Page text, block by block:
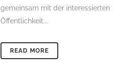
gemeinsam mit der interessierten
Öffentlichkeit...
READ MORE